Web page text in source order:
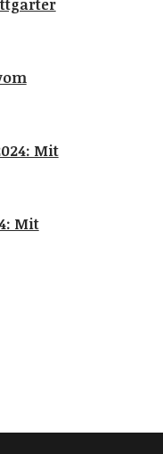
Mit
Mit